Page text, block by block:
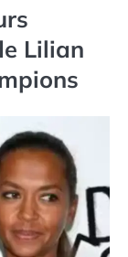
Lilian